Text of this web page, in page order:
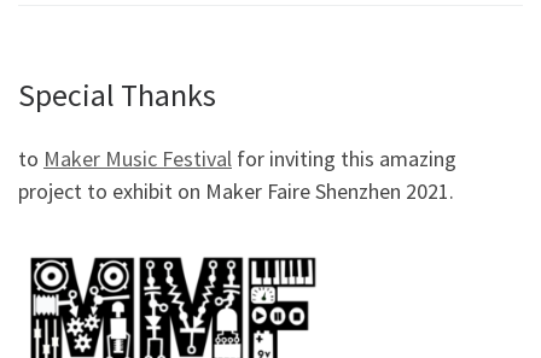
Special Thanks
to Maker Music Festival for inviting this amazing
project to exhibit on Maker Faire Shenzhen 2021.